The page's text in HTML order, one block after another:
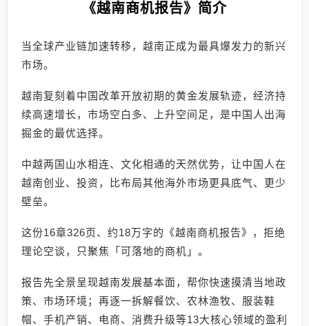
《越南商机报告》简介
当全球产业链加速转移，越南正成为最具爆发力的新兴
市场。
越南复刻着中国改革开放初期的黄金发展轨迹，经济持
续高速增长，市场空白多、上升空间足，是中国人出海
掘金的最优选择。
中越两国山水相连、文化相通的天然优势，让中国人在
越南创业、投资，比布局其他海外市场更具底气、更少
壁垒。
这份16章326页、约18万字的《越南商机报告》，拒绝
理论空谈，只聚焦「可落地的商机」。
报告先全景呈现越南发展基本面，帮你快速摸清当地政
策、市场环境；再逐一拆解餐饮、农林渔牧、服装鞋
帽、手机产销、电商、消费升级等13大核心领域的盈利